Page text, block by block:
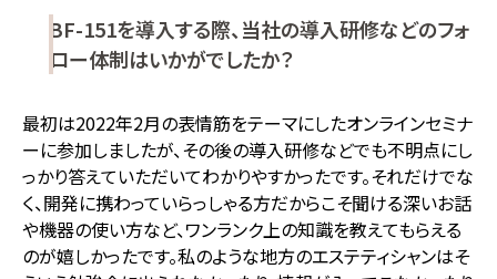
BF-151を導入する際、当社の導入研修などのフォ
ロー体制はいかがでしたか？
最初は2022年2月の表情筋をテーマにしたオンラインセミナ
ーに参加しましたが、その後の導入研修などでも不明点にし
っかり答えていただいてわかりやすかったです。それだけでな
く、開発に携わっていらっしゃる方だからこそ聞ける深いお話
や機器の使い方など、ワンランク上の知識を教えてもらえる
のが嬉しかったです。私のような地方のエステティシャンはそ